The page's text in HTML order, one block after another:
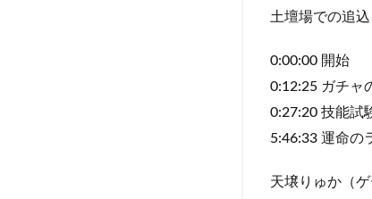
土壇場での追
0:00:00 開始
0:12:25 ガチャ
0:27:20 技能試
5:46:33 運命の
天壌りゅか（ゲ